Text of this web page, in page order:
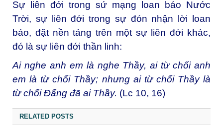
Sự liên đới trong sứ mạng loan báo Nước
Trời, sự liên đới trong sự đón nhận lời loan
báo, đặt nền tảng trên một sự liên đới khác,
đó là sự liên đới thần linh:
Ai nghe anh em là nghe Thầy, ai từ chối anh
em là từ chối Thầy; nhưng ai từ chối Thầy là
từ chối Đấng đã ai Thầy. (Lc 10, 16)
RELATED POSTS